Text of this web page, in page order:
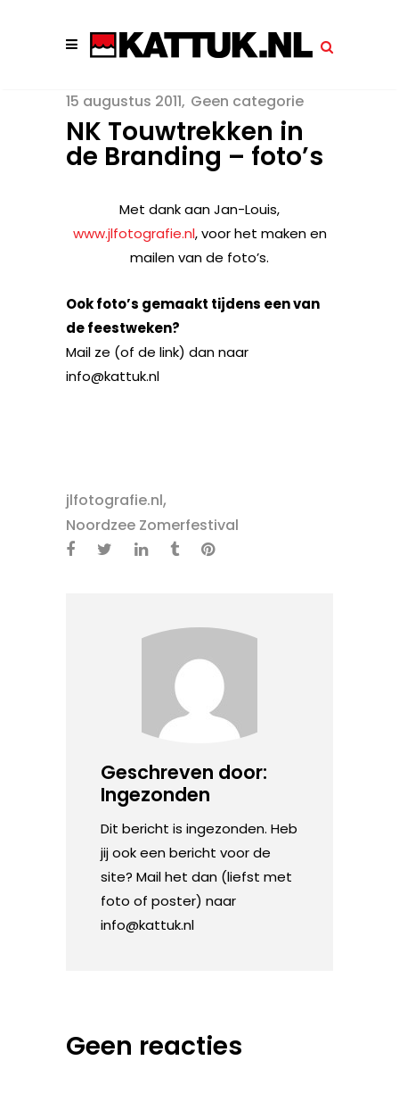
15 augustus 2011 Geen categorie
NK Touwtrekken in
de Branding – foto’s
Met dank aan Jan-Louis,
www.jlfotografie.nl, voor het maken en
mailen van de foto’s.
Ook foto’s gemaakt tijdens een van
de feestweken?
Mail ze (of de link) dan naar
info@kattuk.nl
jlfotografie.nl,
Noordzee Zomerfestival
Geschreven door:
Ingezonden
Dit bericht is ingezonden. Heb
jij ook een bericht voor de
site? Mail het dan (liefst met
foto of poster) naar
info@kattuk.nl
Geen reacties